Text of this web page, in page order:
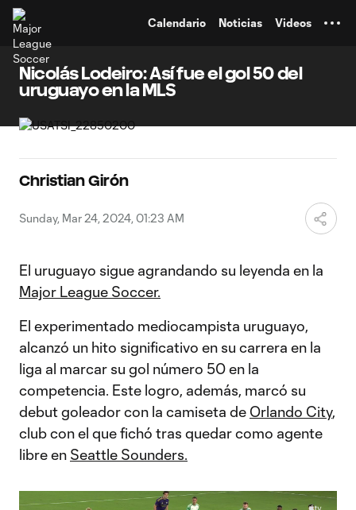
Calendario Noticias Videos
Nicolás Lodeiro: Así fue el gol 50 del
uruguayo en la MLS
Christian Girón
Sunday, Mar 24, 2024, 01:23 AM
El uruguayo sigue agrandando su leyenda en la
Major League Soccer.
El experimentado mediocampista uruguayo,
alcanzó un hito significativo en su carrera en la
liga al marcar su gol número 50 en la
competencia. Este logro, además, marcó su
debut goleador con la camiseta de Orlando City,
club con el que fichó tras quedar como agente
libre en Seattle Sounders.